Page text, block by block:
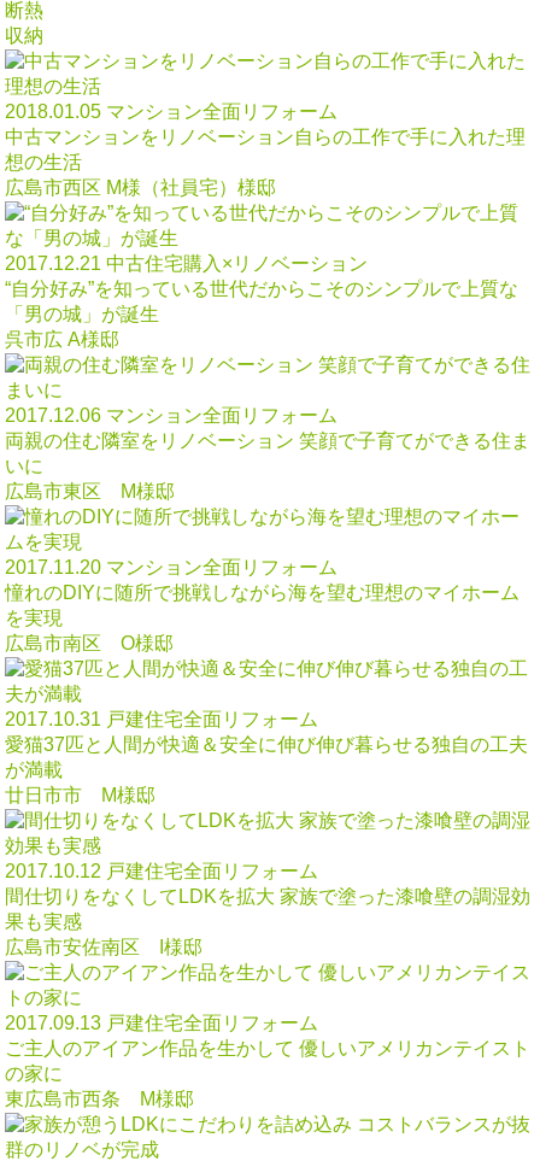
断熱
収納
2018.01.05 マンション全面リフォーム
中古マンションをリノベーション自らの工作で手に入れた理
想の生活
広島市西区 M様（社員宅）様邸
2017.12.21 中古住宅購入×リノベーション
“自分好み”を知っている世代だからこそのシンプルで上質な
「男の城」が誕生
呉市広 A様邸
2017.12.06 マンション全面リフォーム
両親の住む隣室をリノベーション 笑顔で子育てができる住ま
いに
広島市東区 M様邸
2017.11.20 マンション全面リフォーム
憧れのDIYに随所で挑戦しながら海を望む理想のマイホーム
を実現
広島市南区 O様邸
2017.10.31 戸建住宅全面リフォーム
愛猫37匹と人間が快適＆安全に伸び伸び暮らせる独自の工夫
が満載
廿日市市 M様邸
2017.10.12 戸建住宅全面リフォーム
間仕切りをなくしてLDKを拡大 家族で塗った漆喰壁の調湿効
果も実感
広島市安佐南区 I様邸
2017.09.13 戸建住宅全面リフォーム
ご主人のアイアン作品を生かして 優しいアメリカンテイスト
の家に
東広島市西条 M様邸